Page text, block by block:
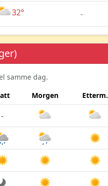
32° -
samme dag.
Morgen Etterm.
-